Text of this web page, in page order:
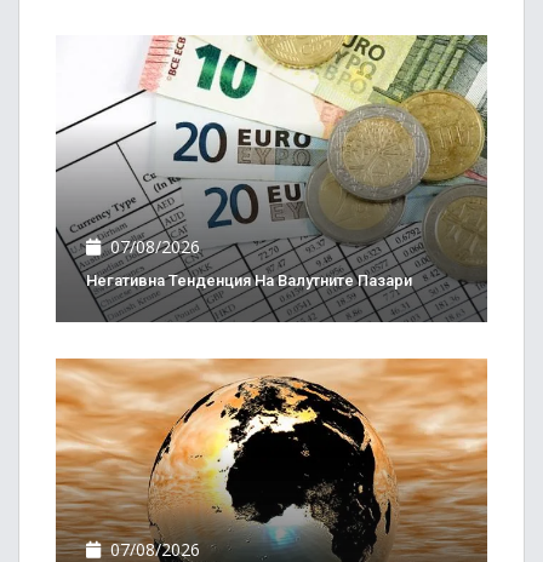
07/08/2026
Негативна Тенденция На Валутните Пазари
07/08/2026